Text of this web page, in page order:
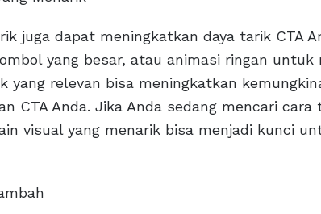
juga dapat meningkatkan daya tarik CTA
yang besar, atau animasi ringan untuk
yang relevan bisa meningkatkan
CTA Anda. Jika Anda sedang mencari
visual yang menarik bisa menjadi kunci